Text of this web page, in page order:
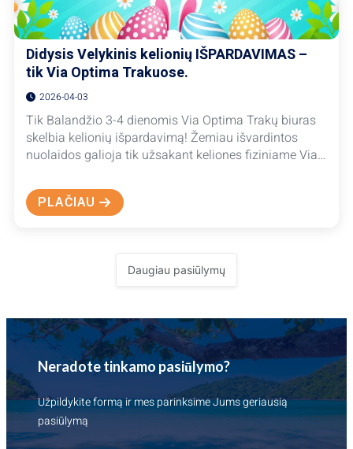
Didysis Velykinis kelionių IŠPARDAVIMAS –
tik Via Optima Trakuose.
2026-04-03
Tik Balandžio 3-4 dienomis Via Optima Trakų biuras
skelbia kelionių išpardavimą! Žemiau išvardintos
nuolaidos galioja tik užsakant keliones fiziniame Via…
PLAČIAUABOUT
DIDYSIS
Daugiau pasiūlymų
Neradote tinkamo pasiūlymo?
Užpildykite formą ir mes parinksime Jums geriausią
pasiūlymą